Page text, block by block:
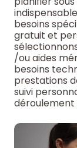
besoins
gratuit et
/ou aides
besoins
prestations
suivi
déroulement